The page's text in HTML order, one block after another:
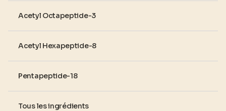
Acetyl Octapeptide-3
Acetyl Hexapeptide-8
Pentapeptide-18
Tous les ingrédients